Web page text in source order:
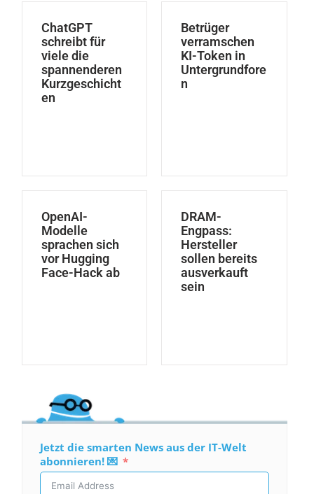
ChatGPT
schreibt für
viele die
spannenderen
Kurzgeschicht
en
Betrüger
verramschen
KI-Token in
Untergrundfore
n
OpenAI-
Modelle
sprachen sich
vor Hugging
Face-Hack ab
DRAM-
Engpass:
Hersteller
sollen bereits
ausverkauft
sein
Jetzt die smarten News aus der IT-Welt
abonnieren! 💌